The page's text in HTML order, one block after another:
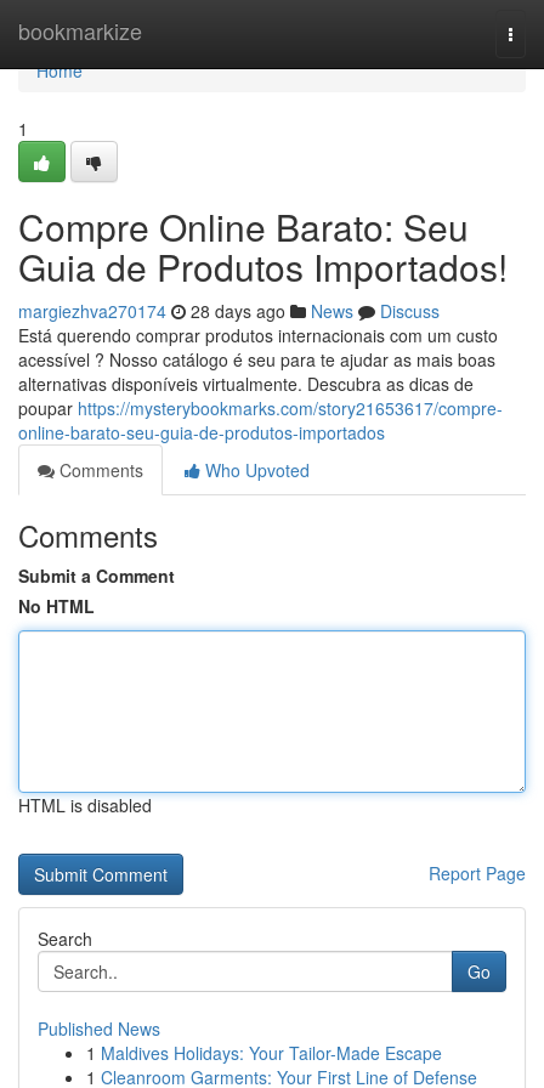
bookmarkize
Home
Home
1
Compre Online Barato: Seu
Guia de Produtos Importados!
margiezhva270174 28 days ago News
Discuss
Está querendo comprar produtos internacionais com um custo
acessível ? Nosso catálogo é seu para te ajudar as mais boas
alternativas disponíveis virtualmente. Descubra as dicas de
poupar https://mysterybookmarks.com/story21653617/compre-
online-barato-seu-guia-de-produtos-importados
Comments
Who Upvoted
Comments
Submit a Comment
No HTML
HTML is disabled
Report Page
Search
Go
Published News
1 Maldives Holidays: Your Tailor-Made Escape
1 Cleanroom Garments: Your First Line of Defense